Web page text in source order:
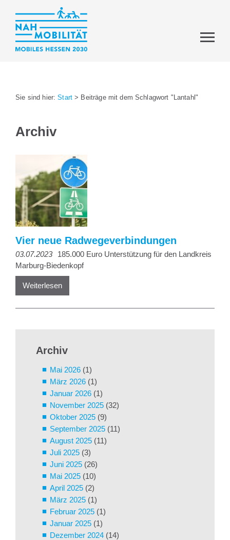
Sie sind hier:Start > Beiträge mit dem Schlagwort "Lantahl"
Archiv
Vier neue Radwegeverbindungen
03.07.2023
185.000 Euro Unterstützung für den Landkreis
Marburg-Biedenkopf
Weiterlesen
Archiv
Mai 2026 (1)
März 2026 (1)
Januar 2026 (1)
November 2025 (32)
Oktober 2025 (9)
September 2025 (11)
August 2025 (11)
Juli 2025 (3)
Juni 2025 (26)
Mai 2025 (10)
April 2025 (2)
März 2025 (1)
Februar 2025 (1)
Januar 2025 (1)
Dezember 2024 (14)